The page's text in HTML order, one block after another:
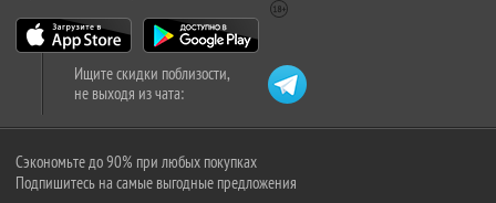
Ищите скидки поблизости,
не выходя из чата:
Сэкономьте до 90% при любых покупках
Подпишитесь на самые выгодные предложения